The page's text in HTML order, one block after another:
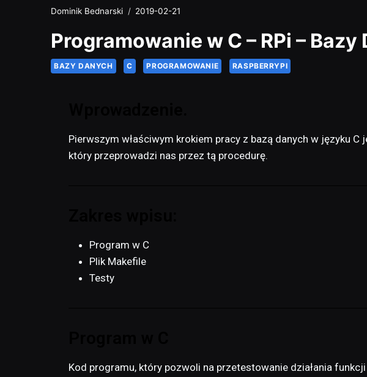
Dominik Bednarski 2019-02-21
Programowanie w C – RPi –
BAZY DANYCH C PROGRAMOWANIE RASPBERRYPI
Pierwszym właściwym krokiem pracy z bazą danych w języku
który przeprowadzi nas przez tą procedurę.
Program w C
Plik Makefile
Testy
Kod programu, który pozwoli na przetestowanie działania